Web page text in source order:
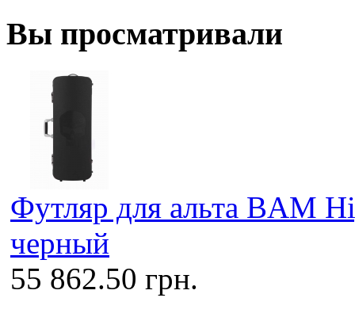
Вы просматривали
Футляр для альта BAM
черный
55 862.50 грн.